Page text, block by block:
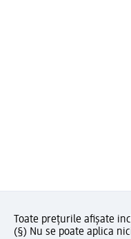
Toate prețurile afișate
(§) Nu se poate aplica